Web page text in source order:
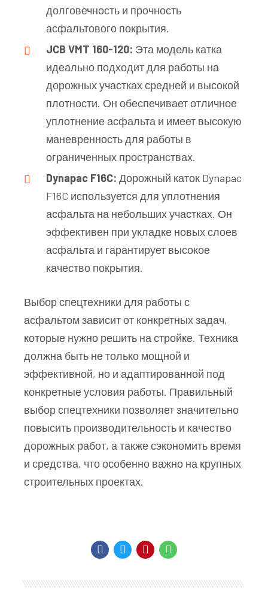
долговечность и прочность
асфальтового покрытия.
JCB VMT 160-120: Эта модель катка
идеально подходит для работы на
дорожных участках средней и высокой
плотности. Он обеспечивает отличное
уплотнение асфальта и имеет высокую
маневренность для работы в
ограниченных пространствах.
Dynapac F16C: Дорожный каток Dynapac
F16C используется для уплотнения
асфальта на небольших участках. Он
эффективен при укладке новых слоев
асфальта и гарантирует высокое
качество покрытия.
Выбор спецтехники для работы с
асфальтом зависит от конкретных задач,
которые нужно решить на стройке. Техника
должна быть не только мощной и
эффективной, но и адаптированной под
конкретные условия работы. Правильный
выбор спецтехники позволяет значительно
повысить производительность и качество
дорожных работ, а также сэкономить время
и средства, что особенно важно на крупных
строительных проектах.